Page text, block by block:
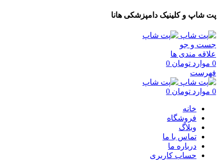
پت شاپ و کلینیک دامپزشکی هانا
جست و جو
علاقه مندی ها
0 موارد تومان
فهرست
0 موارد تومان
خانه
فروشگاه
وبلاگ
تماس با ما
درباره ما
حساب کاربری